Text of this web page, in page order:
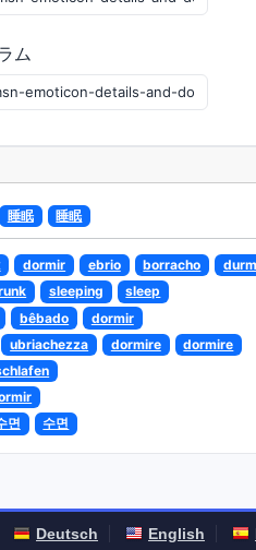
ム
睡眠 睡眠
dormir ebrio borracho
sleeping
sleep
bêbado
dormir
ubriachezza dormire
dormire
면 수면
Deutsch English